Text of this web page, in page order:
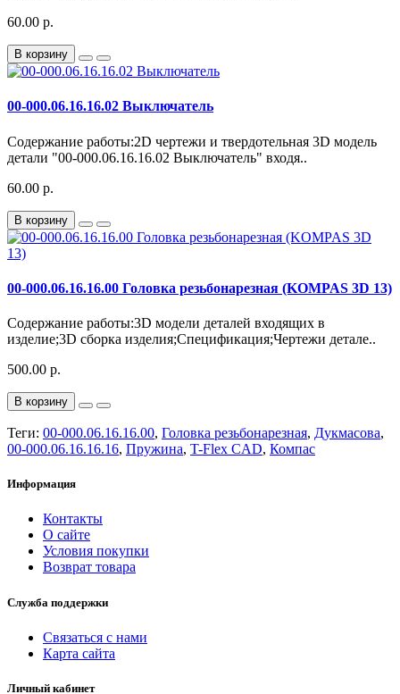
60.00 р.
В корзину
00-000.06.16.16.02 Выключатель
Содержание работы:2D чертежи и твердотельная 3D модель
детали "00-000.06.16.16.02 Выключатель" входя..
60.00 р.
В корзину
00-000.06.16.16.00 Головка резьбонарезная (KOMPAS 3D 13)
Содержание работы:3D модели деталей входящих в
изделие;3D сборка изделия;Спецификация;Чертежи детале..
500.00 р.
В корзину
Теги: 00-000.06.16.16.00, Головка резьбонарезная, Дукмасова,
00-000.06.16.16.16, Пружина, T-Flex CAD, Компас
Информация
Контакты
О сайте
Условия покупки
Возврат товара
Служба поддержки
Связаться с нами
Карта сайта
Личный кабинет